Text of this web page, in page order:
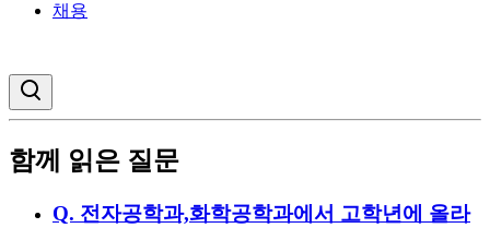
채용
함께 읽은 질문
Q. 전자공학과,화학공학과에서 고학년에 올라